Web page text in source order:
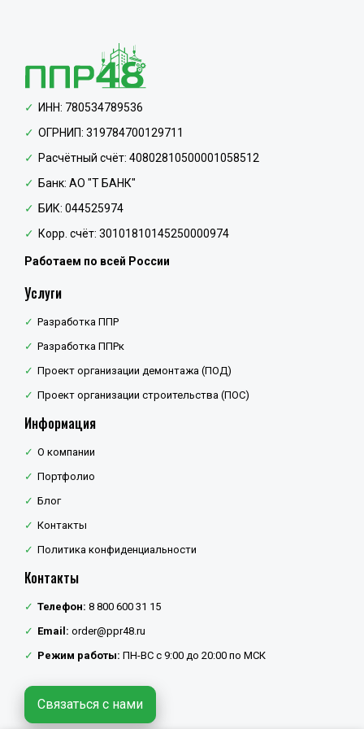
ИНН: 780534789536
ОГРНИП: 319784700129711
Расчётный счёт: 40802810500001058512
Банк: АО "Т БАНК"
БИК: 044525974
Корр. счёт: 30101810145250000974
Работаем по всей России
Услуги
Разработка ППР
Разработка ППРк
Проект организации демонтажа (ПОД)
Проект организации строительства (ПОС)
Информация
О компании
Портфолио
Блог
Контакты
Политика конфиденциальности
Контакты
Телефон: 8 800 600 31 15
Email: order@ppr48.ru
Режим работы: ПН-ВС с 9:00 до 20:00 по МСК
Связаться с нами